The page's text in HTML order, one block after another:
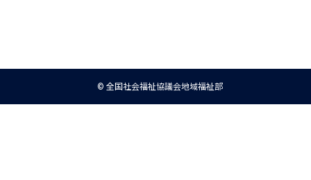
© 全国社会福祉協議会地域福祉部